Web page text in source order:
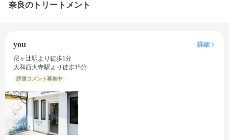
奈良のトリートメント
you
詳細
尼ヶ辻駅より徒歩1分
大和西大寺駅より徒歩15分
評価コメント募集中